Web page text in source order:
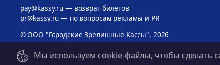
pay@kassy.ru— возврат билетов
pr@kassy.ru— по вопросам рекламы и PR
© ООО "Городские Зрелищные Кассы", 2026
Мы используем cookie-файлы, чтобы сделать